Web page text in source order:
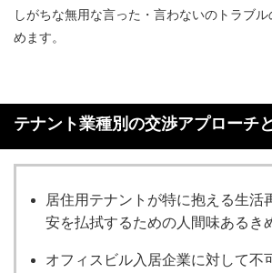
しがちな無用な言った・言わないのトラブ
めます。
テナント業種別の交渉アプローチ
居住用テナントが特に抱える生活
安を払拭するための人間味あるき
オフィスビル入居企業に対して不